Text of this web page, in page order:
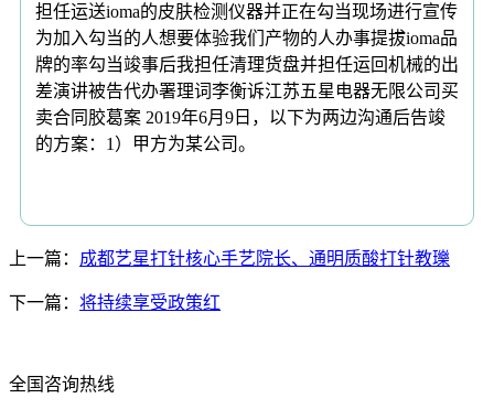
担任运送ioma的皮肤检测仪器并正在勾当现场进行宣传
为加入勾当的人想要体验我们产物的人办事提拔ioma品
牌的率勾当竣事后我担任清理货盘并担任运回机械的出
差演讲被告代办署理词李衡诉江苏五星电器无限公司买
卖合同胶葛案 2019年6月9日，以下为两边沟通后告竣
的方案：1）甲方为某公司。
上一篇： 成都艺星打针核心手艺院长、通明质酸打针教瓅
下一篇： 将持续享受政策红
全国咨询热线